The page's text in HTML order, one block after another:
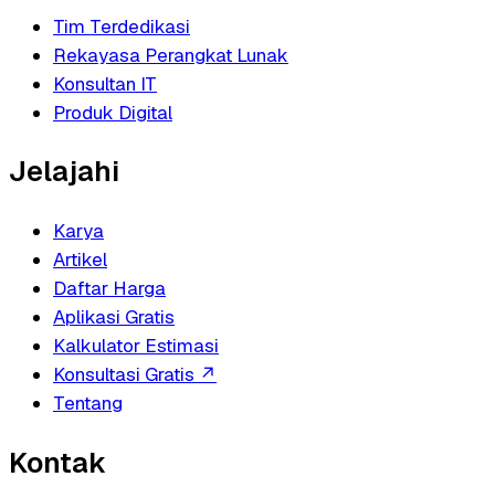
Tim Terdedikasi
Rekayasa Perangkat Lunak
Konsultan IT
Produk Digital
Jelajahi
Karya
Artikel
Daftar Harga
Aplikasi Gratis
Kalkulator Estimasi
Konsultasi Gratis ↗
Tentang
Kontak